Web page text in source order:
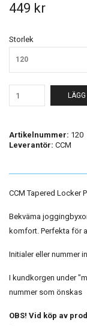
449 kr
Storlek
120
Artikelnummer: 120
Leverantör: CCM
CCM Tapered Locker
Bekväma
komfort. Perfekta för
Initialer eller nummer
I kundkorgen under
nummer som önskas
OBS! Vid köp av